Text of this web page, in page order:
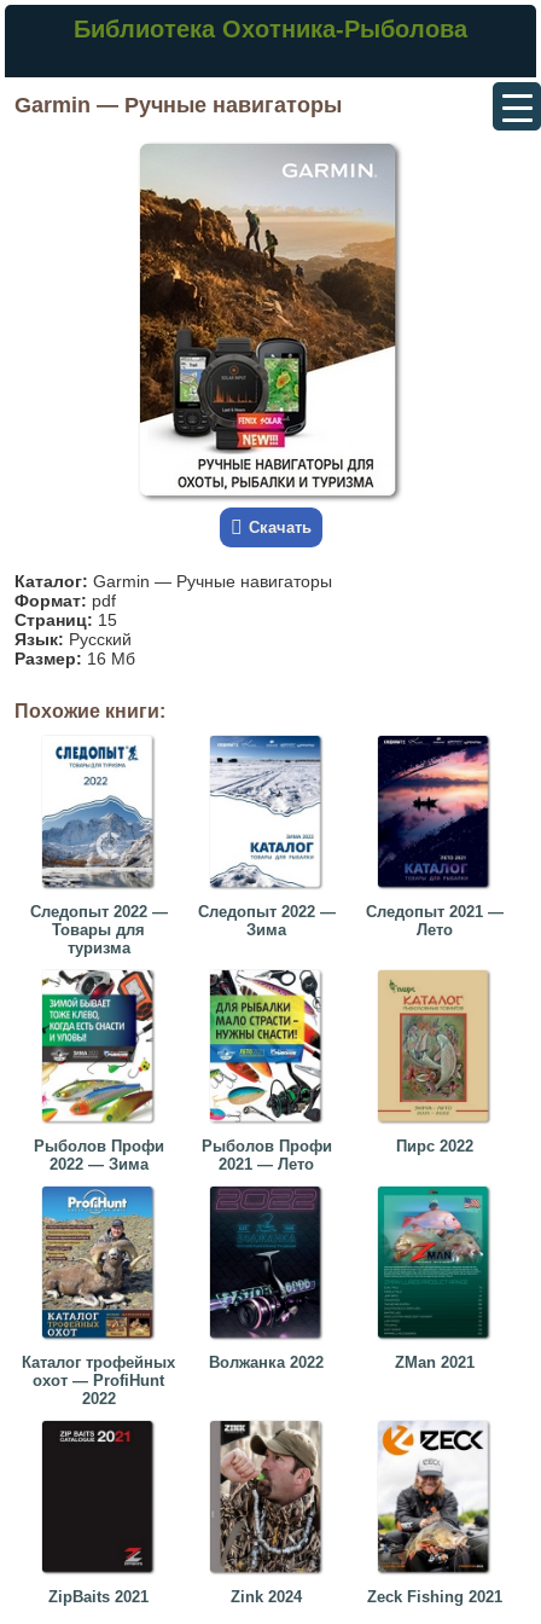
Библиотека Охотника-Рыболова
Garmin — Ручные навигаторы
Скачать
Каталог: Garmin — Ручные навигаторы
Формат: pdf
Страниц: 15
Язык: Русский
Размер: 16 Мб
Похожие книги:
Следопыт 2022 —
Товары для
туризма
Следопыт 2022 —
Зима
Следопыт 2021 —
Лето
Рыболов Профи
2022 — Зима
Рыболов Профи
2021 — Лето
Пирс 2022
Каталог трофейных
охот — ProfiHunt
2022
Волжанка 2022 ZMan 2021
ZipBaits 2021 Zink 2024 Zeck Fishing 2021